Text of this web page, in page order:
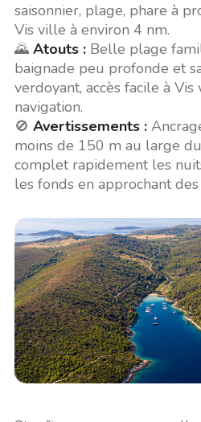
saisonnier, plage, phare à
Vis ville à environ 4 nm.
🌄 Atouts :Belle plage
baignade peu profonde et
verdoyant, accès facile à
navigation.
🚫 Avertissements :
moins de 150 m au large
complet rapidement les
les fonds en approchant